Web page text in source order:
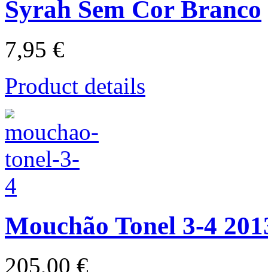
Syrah Sem Cor Branco
7,95 €
Product details
Mouchão Tonel 3-4
205,00 €